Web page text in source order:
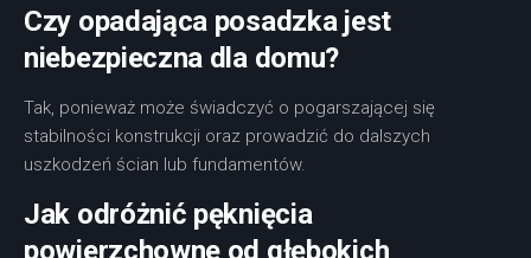
Czy opadająca posadzka jest
niebezpieczna dla domu?
Tak, ponieważ może świadczyć o pogarszającej się
stabilności konstrukcji oraz prowadzić do dalszych
uszkodzeń ścian lub fundamentów.
Jak odróżnić pęknięcia
powierzchowne od głębokich